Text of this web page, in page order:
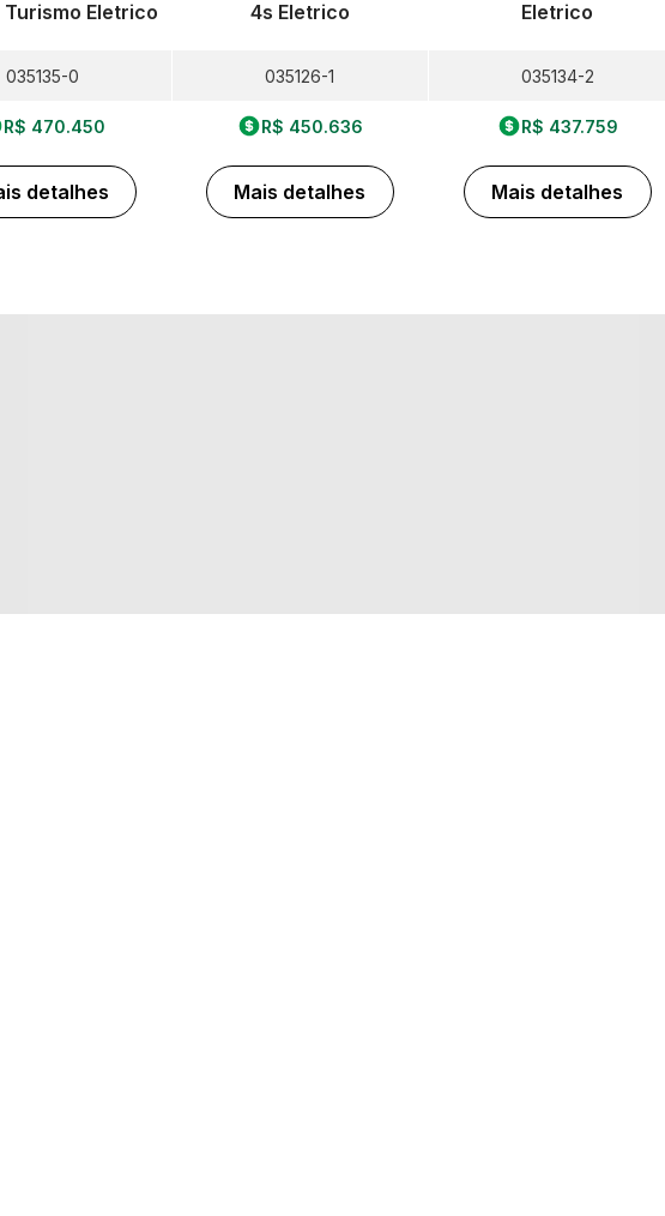
Eletrico
035135-0
R$ 470.450
detalhes
4s Eletrico
035126-1
R$ 450.636
Mais detalhes
Eletrico
035134-2
R$ 437.759
Mais detalhes